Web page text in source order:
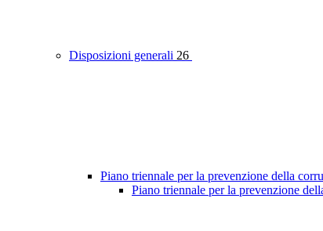
Disposizioni generali 26
Piano triennale per la prevenzione della
Piano triennale per la prevenzione